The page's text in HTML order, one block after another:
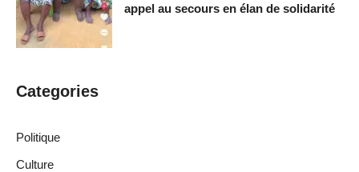
appel au secours en élan de solidarité
Categories
Politique
Culture